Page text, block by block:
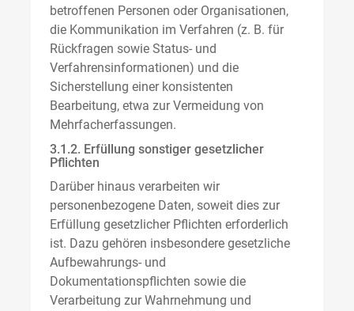
betroffenen Personen oder Organisationen,
die Kommunikation im Verfahren (z. B. für
Rückfragen sowie Status- und
Verfahrensinformationen) und die
Sicherstellung einer konsistenten
Bearbeitung, etwa zur Vermeidung von
Mehrfacherfassungen.
3.1.2. Erfüllung sonstiger gesetzlicher
Pflichten
Darüber hinaus verarbeiten wir
personenbezogene Daten, soweit dies zur
Erfüllung gesetzlicher Pflichten erforderlich
ist. Dazu gehören insbesondere gesetzliche
Aufbewahrungs- und
Dokumentationspflichten sowie die
Verarbeitung zur Wahrnehmung und